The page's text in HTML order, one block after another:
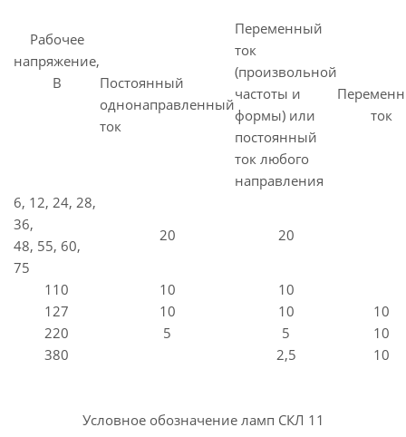
Рабочее
напряжение,
В
Постоянный
однонаправленный
ток
Переменный
ток
(произвольной
частоты и
формы) или
постоянный
ток любого
направления
ток
6, 12, 24, 28,
36,
48, 55, 60,
75
20 20
110 10
10
127
10 10
10
220
5 5
10
380
2,5 10
Условное обозначение ламп СКЛ 11